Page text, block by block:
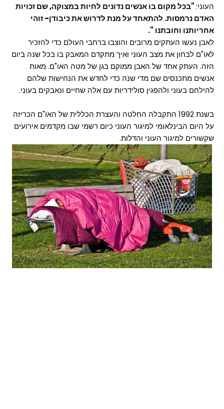
העוני:"בכל מקום בו אנשים נדונים לחיות במצוקה, שם זכויות
האדם נרמסות. להתאחד על מנת לדרוש את כיבודן- זוהי
אחריותנו וחובתנו ".
לאבן נעשו העתקים מרובים והוצבו ברחבי העולם כדי להזכיר
לאו"ם לבחון את מצב העוני ואיך מתקדם המאבק בו בכל שנה ביום
הזה. העתק אחד של האבן ממוקם בגן של מטה האו"ם. מאות
אנשים מתכנסים שם מדי שנה כדי לחדש את הנחישות שלהם
להילחם בעוני ולהפגין סולידריות עם אלה שחיים ונאבקים בעוני.
בשנת 1992 התקבלה החלטה והעצרת הכללית של האו"ם הכריזה
על היום הבינלאומי למיגור העוני כיום רשמי שבו מקדמים אירועים
שקשורים למיגור העוני והדלות.